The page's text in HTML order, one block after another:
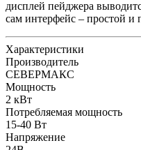
дисплей пейджера
сам интерфейс – простой и
Характеристики
Производитель
СЕВЕРМАКС
Мощность
2 кВт
Потребляемая мощность
15-40 Вт
Напряжение